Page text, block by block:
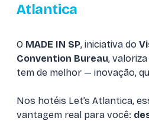
Atlantica
O MADE IN SP, iniciativa do
Convention Bureau,
tem de melhor — inovação,
Nos hotéis Let’s Atlantica,
vantagem real para você: